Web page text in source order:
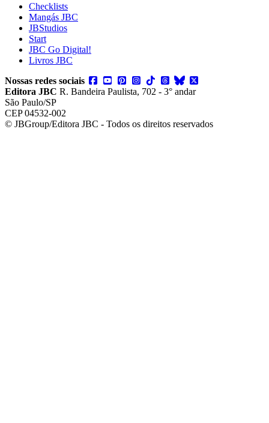
Checklists
Mangás JBC
JBStudios
Start
JBC Go Digital!
Livros JBC
Nossas redes sociais
Editora JBC R. Bandeira Paulista, 702 - 3° andar
São Paulo/SP
CEP 04532-002
© JBGroup/Editora JBC - Todos os direitos reservados